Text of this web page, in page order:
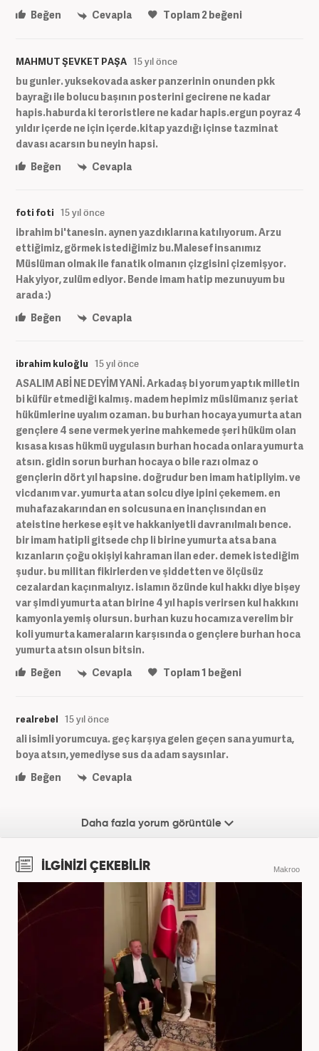
Beğen
Cevapla Toplam2beğeni
MAHMUT ŞEVKET PAŞA 15 yıl önce
bu gunler. yuksekovada asker panzerinin onunden pkk
bayrağı ile bolucu başının posterini gecirene ne kadar
hapis.haburda ki teroristlere ne kadar hapis.ergun poyraz 4
yıldır içerde ne için içerde.kitap yazdığı içinse tazminat
davası acarsın bu neyin hapsi.
Beğen
Cevapla
foti foti 15 yıl önce
ibrahim bi'tanesin. aynen yazdıklarına katılıyorum. Arzu
ettiğimiz, görmek istediğimiz bu.Malesef insanımız
Müslüman olmak ile fanatik olmanın çizgisini çizemişyor.
Hak yiyor, zulüm ediyor. Bende imam hatip mezunuyum bu
arada :)
Beğen
Cevapla
ibrahim kuloğlu 15 yıl önce
ASALIM ABİ NE DEYİM YANİ. Arkadaş bi yorum yaptık milletin
bi küfür etmediği kalmış. madem hepimiz müslümanız şeriat
hükümlerine uyalım ozaman. bu burhan hocaya yumurta atan
gençlere 4 sene vermek yerine mahkemede şeri hüküm olan
kısasa kısas hükmü uygulasın burhan hocada onlara yumurta
atsın. gidin sorun burhan hocaya o bile razı olmaz o
gençlerin dört yıl hapsine. doğrudur ben imam hatipliyim. ve
vicdanım var. yumurta atan solcu diye ipini çekemem. en
muhafazakarından en solcusuna en inançlısından en
ateistine herkese eşit ve hakkaniyetli davranılmalı bence.
bir imam hatipli gitsede chp li birine yumurta atsa bana
kızanların çoğu okişiyi kahraman ilan eder. demek istediğim
şudur. bu militan fikirlerden ve şiddetten ve ölçüsüz
cezalardan kaçınmalıyız. islamın özünde kul hakkı diye bişey
var şimdi yumurta atan birine 4 yıl hapis verirsen kul hakkını
kamyonla yemiş olursun. burhan kuzu hocamıza verelim bir
koli yumurta kameraların karşısında o gençlere burhan hoca
yumurta atsın olsun bitsin.
Beğen
Cevapla Toplam1 beğeni
realrebel 15 yıl önce
ali isimli yorumcuya. geç karşıya gelen geçen sana yumurta,
boya atsın, yemediyse sus da adam saysınlar.
Beğen
Cevapla
Daha fazla yorum görüntüle
İLGİNİZİ ÇEKEBİLİR Makroo